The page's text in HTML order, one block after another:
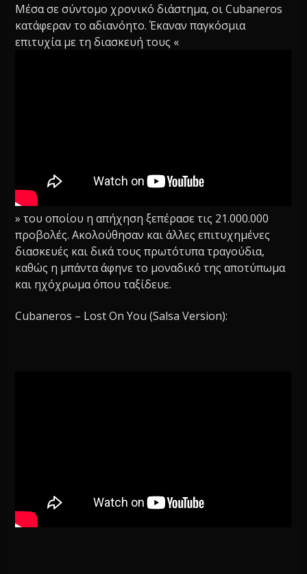
Μέσα σε σύντομο χρονικό διάστημα, οι Cubaneros
κατάφεραν το αδιανόητο. Έκαναν παγκόσμια
επιτυχία με τη διασκευή τους «
» του οποίου η απήχηση ξεπέρασε τις 21.000.000
προβολές. Ακολούθησαν και άλλες επιτυχημένες
διασκευές και δικά τους πρωτότυπα τραγούδια,
καθώς η μπάντα άφηνε το μοναδικό της αποτύπωμα
και ηχόχρωμα όπου ταξίδευε.
Cubaneros – Lost On You (Salsa Version):